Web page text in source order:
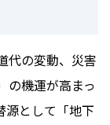
代の変動、災害
の機運が高まっ
源として「地下